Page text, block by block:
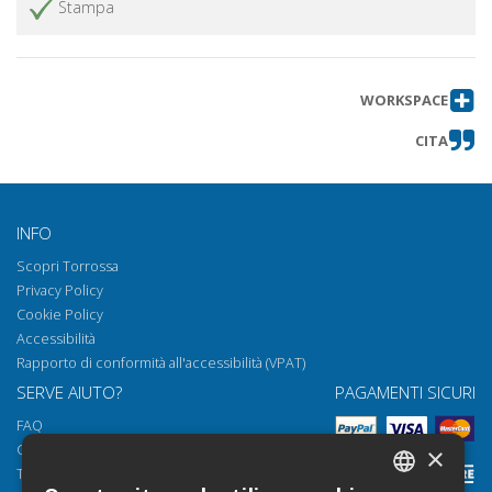
Le basi *ap(p)a- e *at(t)a- tra lessico
latino ed etrusco
Ottieni articolo
Stampa
WORKSPACE
CITA
INFO
Scopri Torrossa
Privacy Policy
Cookie Policy
Accessibilità
Rapporto di conformità all'accessibilità (VPAT)
SERVE AIUTO?
FAQ
Come aprire i nostri documenti
Torrossa Reader
PAGAMENTI SICURI
×